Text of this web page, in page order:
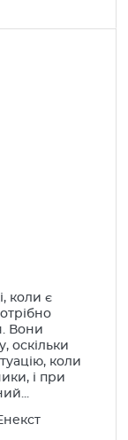
коли є
Вони
оскільки
коли
і при